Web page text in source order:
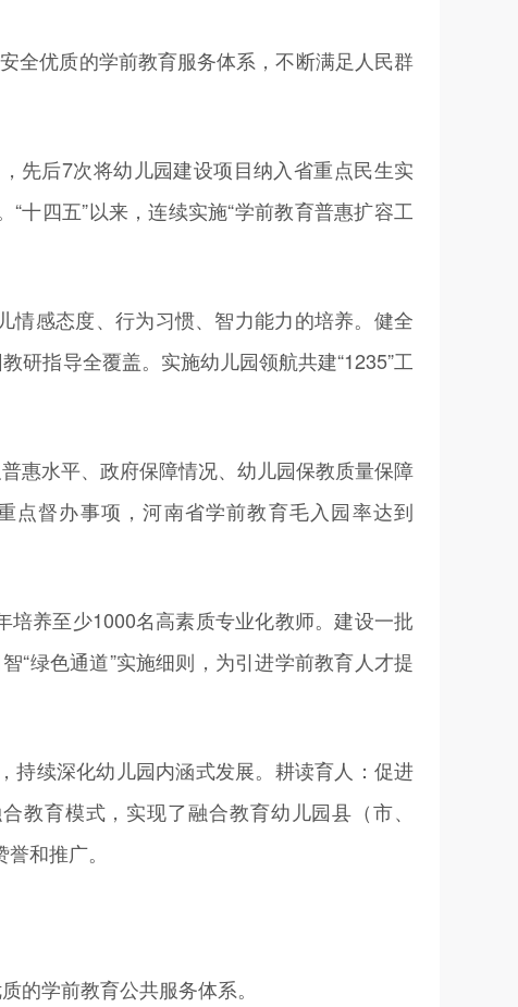
优质的学前教育服务体系，不断满足人民群
后7次将幼儿园建设项目纳入省重点民生实
十四五”以来，连续实施“学前教育普惠扩容工
感态度、行为习惯、智力能力的培养。健全
研指导全覆盖。实施幼儿园领航共建“1235”工
水平、政府保障情况、幼儿园保教质量保障
点督办事项，河南省学前教育毛入园率达到
养至少1000名高素质专业化教师。建设一批
“绿色通道”实施细则，为引进学前教育人才提
持续深化幼儿园内涵式发展。耕读育人：促进
育模式，实现了融合教育幼儿园县（市、
和推广。
学前教育公共服务体系。